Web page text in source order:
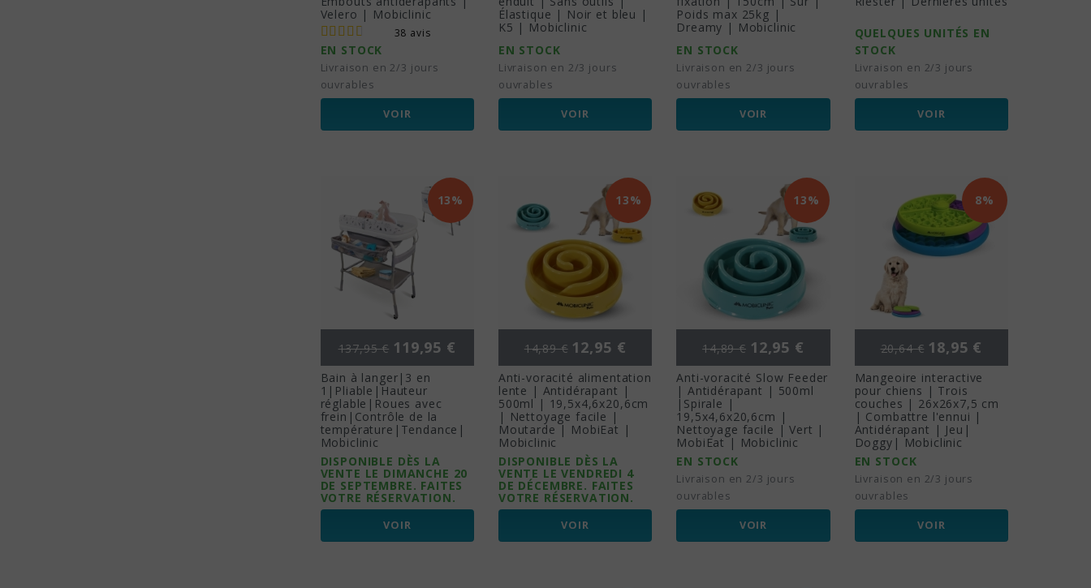
Velero | Mobiclinic
38 avis
EN STOCK
Livraison en 2/3 jours
ouvrables
VOIR
Élastique | Noir et bleu |
K5 | Mobiclinic
EN STOCK
Livraison en 2/3 jours
ouvrables
VOIR
Poids max 25kg |
Dreamy | Mobiclinic
EN STOCK
Livraison en 2/3 jours
ouvrables
VOIR
QUELQUES UNITÉS EN
STOCK
Livraison en 2/3 jours
ouvrables
VOIR
Prix de base
137,95 € Prix
119,95 €
Bain à langer|3 en
1|Pliable|Hauteur
réglable|Roues avec
frein|Contrôle de la
température|Tendance|
Mobiclinic
13%
DISPONIBLE DÈS LA
VENTE LE DIMANCHE 20
DE SEPTEMBRE. FAITES
VOTRE RÉSERVATION.
VOIR
Prix de base
14,89 € Prix
12,95 €
Anti-voracité alimentation
lente | Antidérapant |
500ml | 19,5x4,6x20,6cm
| Nettoyage facile |
Moutarde | MobiEat |
Mobiclinic
13%
DISPONIBLE DÈS LA
VENTE LE VENDREDI 4
DE DÉCEMBRE. FAITES
VOTRE RÉSERVATION.
VOIR
Prix de base
14,89 € Prix
12,95 €
Anti-voracité Slow Feeder
| Antidérapant | 500ml
|Spirale |
19,5x4,6x20,6cm |
Nettoyage facile | Vert |
MobiEat | Mobiclinic
13%
EN STOCK
Livraison en 2/3 jours
ouvrables
VOIR
Prix de base
20,64 € Prix
18,95 €
Mangeoire interactive
pour chiens | Trois
couches | 26x26x7,5 cm
| Combattre l'ennui |
Antidérapant | Jeu|
Doggy| Mobiclinic
8%
EN STOCK
Livraison en 2/3 jours
ouvrables
VOIR